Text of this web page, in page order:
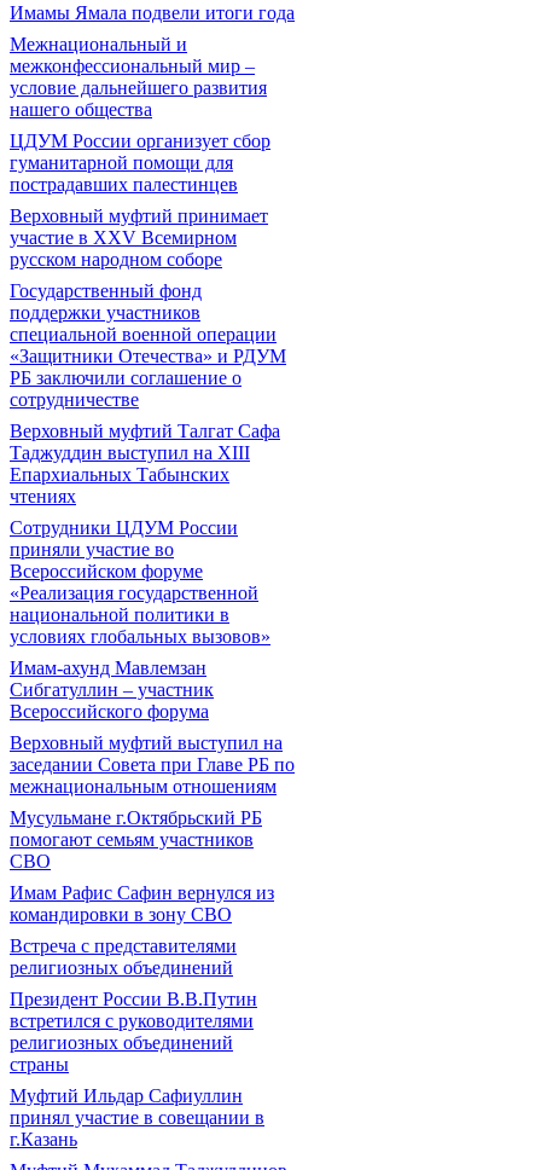
Имамы Ямала подвели итоги года
Межнациональный и
межконфессиональный мир –
условие дальнейшего развития
нашего общества
ЦДУМ России организует сбор
гуманитарной помощи для
пострадавших палестинцев
Верховный муфтий принимает
участие в XXV Всемирном
русском народном соборе
Государственный фонд
поддержки участников
специальной военной операции
«Защитники Отечества» и РДУМ
РБ заключили соглашение о
сотрудничестве
Верховный муфтий Талгат Сафа
Таджуддин выступил на ХIII
Епархиальных Табынских
чтениях
Сотрудники ЦДУМ России
приняли участие во
Всероссийском форуме
«Реализация государственной
национальной политики в
условиях глобальных вызовов»
Имам-ахунд Мавлемзан
Сибгатуллин – участник
Всероссийского форума
Верховный муфтий выступил на
заседании Совета при Главе РБ по
межнациональным отношениям
Мусульмане г.Октябрьский РБ
помогают семьям участников
СВО
Имам Рафис Сафин вернулся из
командировки в зону СВО
Встреча с представителями
религиозных объединений
Президент России В.В.Путин
встретился с руководителями
религиозных объединений
страны
Муфтий Ильдар Сафиуллин
принял участие в совещании в
г.Казань